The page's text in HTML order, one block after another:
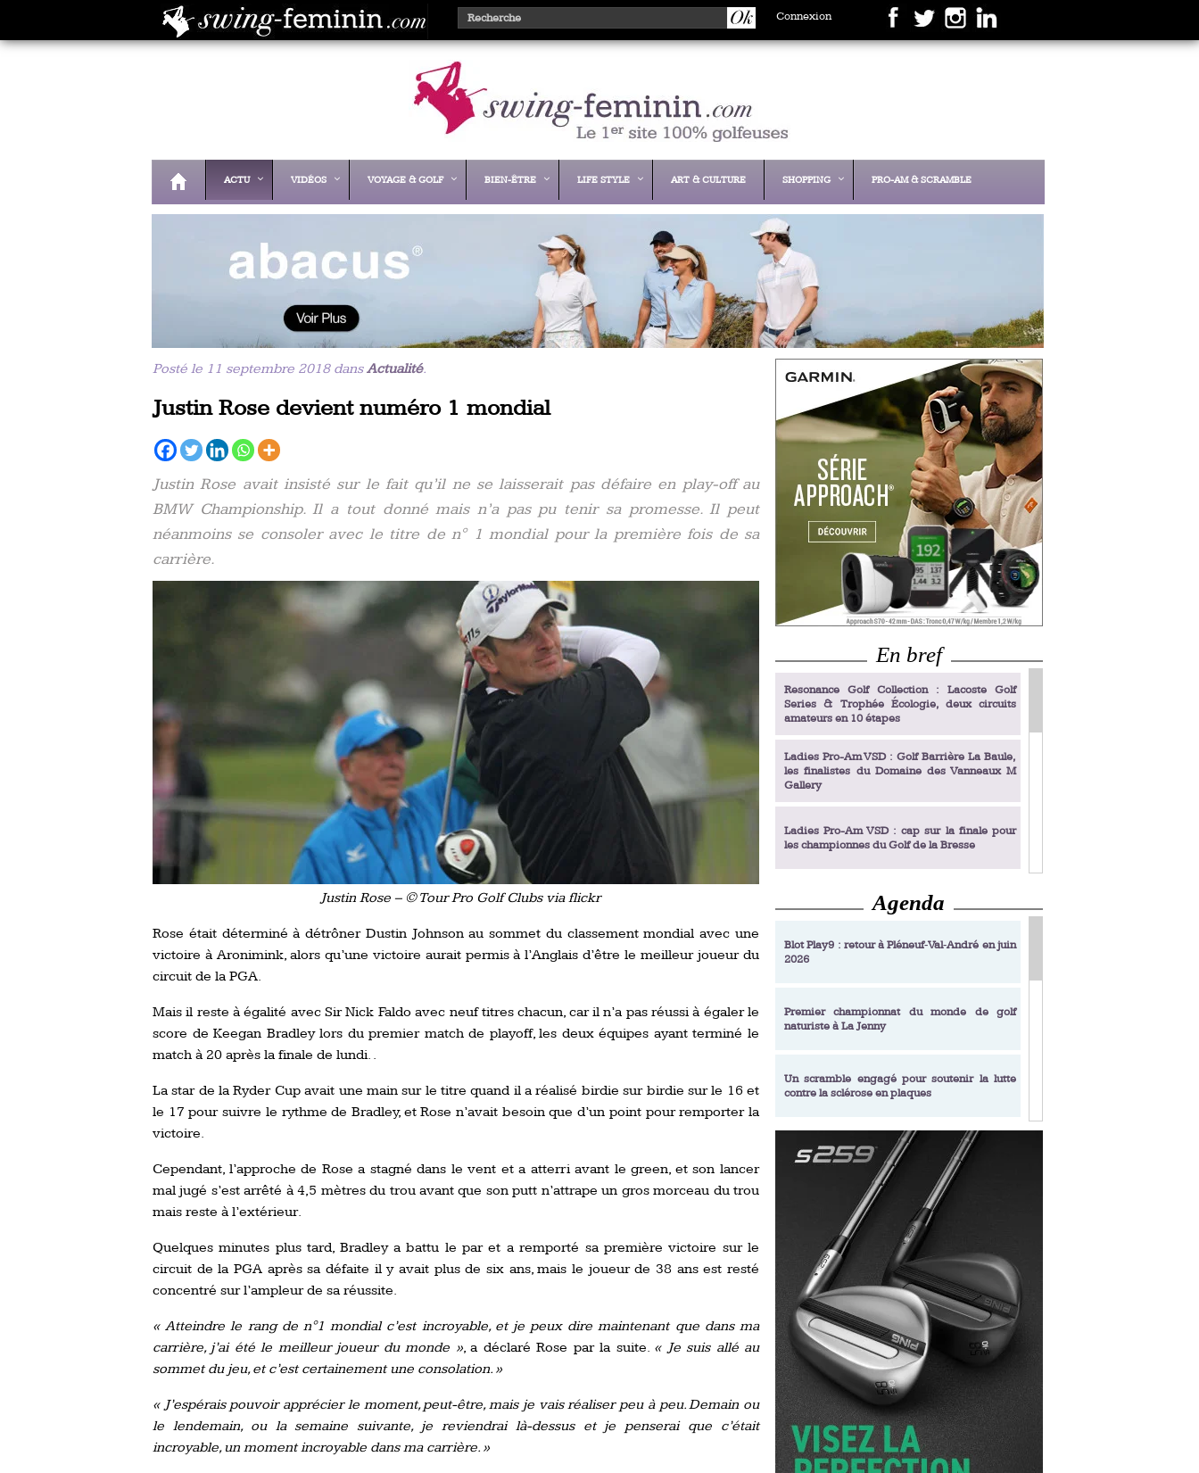
Connexion
ACTU VIDÉOS VOYAGE & GOLF BIEN-ÊTRE LIFE STYLE ART & CULTURE SHOPPING PRO-AM & SCRAMBLE
Posté le 11 septembre 2018 dansActualité.
Justin Rose devient numéro 1 mondial
Justin Rose avait insisté sur le fait qu’il ne se laisserait pas défaire en play-off au
BMW Championship. Il a tout donné mais n’a pas pu tenir sa promesse. Il peut
néanmoins se consoler avec le titre de n° 1 mondial pour la première fois de sa
carrière.
Justin Rose – © Tour Pro Golf Clubs via flickr
Rose était déterminé à détrôner Dustin Johnson au sommet du classement mondial avec une
victoire à Aronimink, alors qu’une victoire aurait permis à l’Anglais d’être le meilleur joueur du
circuit de la PGA.
Mais il reste à égalité avec Sir Nick Faldo avec neuf titres chacun, car il n’a pas réussi à égaler le
score de Keegan Bradley lors du premier match de playoff, les deux équipes ayant terminé le
match à 20 après la finale de lundi. .
La star de la Ryder Cup avait une main sur le titre quand il a réalisé birdie sur birdie sur le 16 et
le 17 pour suivre le rythme de Bradley, et Rose n’avait besoin que d’un point pour remporter la
victoire.
Cependant, l’approche de Rose a stagné dans le vent et a atterri avant le green, et son lancer
mal jugé s’est arrêté à 4,5 mètres du trou avant que son putt n’attrape un gros morceau du trou
mais reste à l’extérieur.
Quelques minutes plus tard, Bradley a battu le par et a remporté sa première victoire sur le
circuit de la PGA après sa défaite il y avait plus de six ans, mais le joueur de 38 ans est resté
concentré sur l’ampleur de sa réussite.
« Atteindre le rang de n°1 mondial c’est incroyable, et je peux dire maintenant que dans ma
carrière, j’ai été le meilleur joueur du monde », a déclaré Rose par la suite. « Je suis allé au
sommet du jeu, et c’est certainement une consolation. »
« J’espérais pouvoir apprécier le moment, peut-être, mais je vais réaliser peu à peu. Demain ou
le lendemain, ou la semaine suivante, je reviendrai là-dessus et je penserai que c’était
incroyable, un moment incroyable dans ma carrière. »
En bref
Resonance Golf Collection : Lacoste Golf
Series & Trophée Écologie, deux circuits
amateurs en 10 étapes
Ladies Pro-Am VSD : Golf Barrière La Baule,
les finalistes du Domaine des Vanneaux M
Gallery
Ladies Pro-Am VSD : cap sur la finale pour
les championnes du Golf de la Bresse
Ladies Pro-Am VSD : Golf du Prieuré, elles
décrochent leur billet pour la finale
Enfin un livre de golf pensé pour les femmes
Ladies Pro-Am VSD : les premières
Académie Golf Barrière Julien Xanthopoulos,
Amundi Evian Championship, de nouvelles
expériences immersives
Tiger Woods se retire du Genesis Invitational
Evian Resort Golf Club : Saison 2 du
Programme Performance
Agenda
Blot Play9 : retour à Pléneuf‑Val‑André en juin
2026
Premier championnat du monde de golf
naturiste à La Jenny
Un scramble engagé pour soutenir la lutte
contre la sclérose en plaques
Resonance Golf Collection : Lacoste Golf
Series & Trophée Écologie, deux circuits
amateurs en 10 étapes
Royal Air Maroc Golf & Padel Cup : le nouvel
event sport et networking
LPGA Tour 2026 : une saison record pour le
golf féminin
Ladies European Tour 2026 : une saison
historique sur cinq continents
Debout en Bouts prolonge la Fashion Week à
Roland-Garros